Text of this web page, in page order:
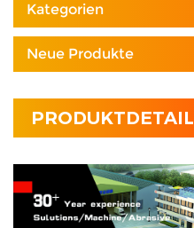
Kategorien
Neue Produkte
PRODUKTDETAIL